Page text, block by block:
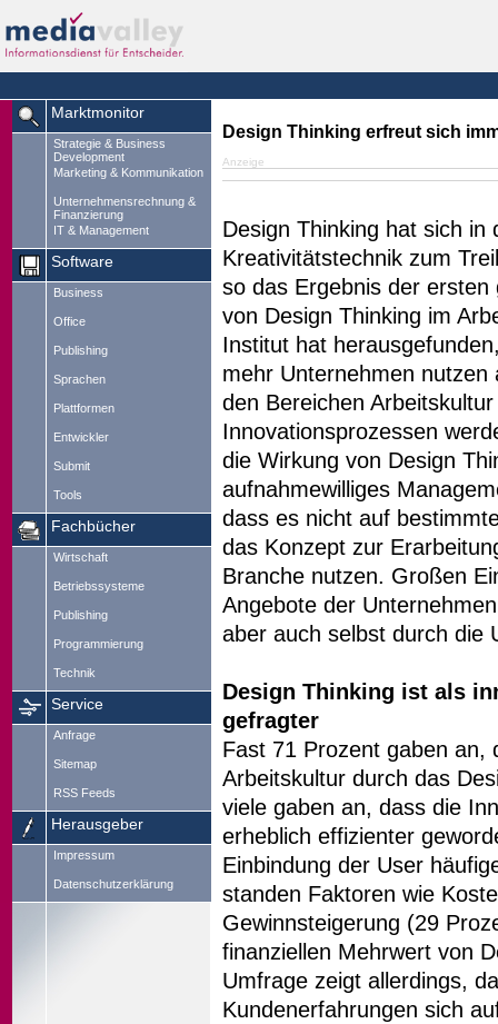
Marktmonitor
Strategie & Business
Development
Marketing & Kommunikation
Unternehmensrechnung &
Finanzierung
IT & Management
Software
Business
Office
Publishing
Sprachen
Plattformen
Entwickler
Submit
Tools
Fachbücher
Wirtschaft
Betriebssysteme
Publishing
Programmierung
Technik
Service
Anfrage
Sitemap
RSS Feeds
Herausgeber
Impressum
Datenschutzerklärung
Design Thinking erfreut sich
Anzeige
Design Thinking hat sich
Kreativitätstechnik zum
so das Ergebnis der ersten
von Design Thinking im
Institut hat
mehr Unternehmen
den Bereichen
Innovationsprozessen
die Wirkung von Design
aufnahmewilliges
dass es nicht auf
das Konzept zur
Branche nutzen. Großen
Angebote der
aber auch selbst durch die
Design Thinking ist als
gefragter
Fast 71 Prozent gaben an,
Arbeitskultur durch das
viele gaben an, dass die
erheblich effizienter
Einbindung der User
standen Faktoren wie
Gewinnsteigerung (29
finanziellen Mehrwert von
Umfrage zeigt allerdings,
Kundenerfahrungen sich